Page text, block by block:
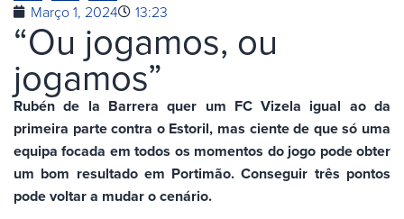
Março 1, 2024 13:23
“Ou jogamos, ou
jogamos”
Rubén de la Barrera quer um FC Vizela igual ao da
primeira parte contra o Estoril, mas ciente de que só uma
equipa focada em todos os momentos do jogo pode obter
um bom resultado em Portimão. Conseguir três pontos
pode voltar a mudar o cenário.